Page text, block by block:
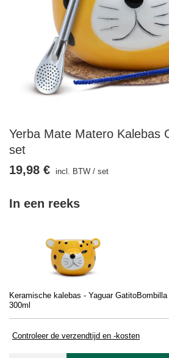
Yerba Mate Matero Kalebas
set
In een reeks
Keramische kalebas - Yaguar Gatito
300ml
Controleer de verzendtijd en -kosten
19,98 € incl. BTW / set